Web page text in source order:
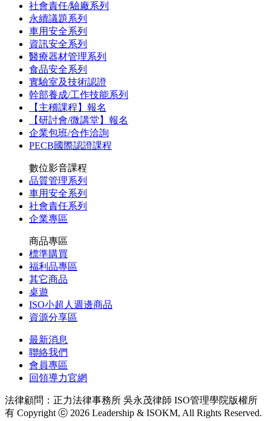
社會責任/驗廠系列
永續議題系列
車用安全系列
資訊安全系列
醫療器材管理系列
食品安全系列
實驗室及技術認證
幹部養成/工作技能系列
【主稽課程】報名
【研討會/微講堂】報名
企業包班/合作洽詢
PECB國際認證課程
數位影音課程
品質管理系列
車用安全系列
社會責任系列
企業專區
商品專區
標準購買
福利品專區
其它商品
桌遊
ISO小超人週邊商品
資源分享區
最新消息
聯絡我們
會員專區
回領導力官網
法律顧問：正力法律事務所 吳永茂律師 ISO管理學院版權所
有 Copyright ⓒ 2026 Leadership & ISOKM, All Rights Reserved.